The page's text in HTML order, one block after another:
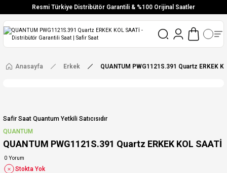
Resmi Türkiye Distribütör Garantili & %100 Orijinal Saatler
Vade Farksız 6 Taksit
Aynı Gün Stoktan Gönderim
Ücretsiz Kargo
Anasayfa Erkek QUANTUM PWG1121S.391 Quartz ERKEK
Safir Saat Quantum Yetkili Satıcısıdır
QUANTUM
QUANTUM PWG1121S.391 Quartz ERKEK KOL SAATİ
0 Yorum
Stokta Yok